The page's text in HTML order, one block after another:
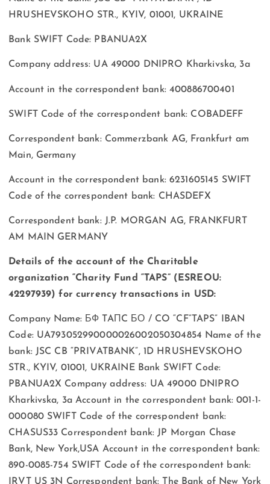
HRUSHEVSKOHO STR., KYIV, 01001, UKRAINE
Bank SWIFT Code: PBANUA2X
Company address: UA 49000 DNIPRO Kharkivska, 3a
Account in the correspondent bank: 400886700401
SWIFT Code of the correspondent bank: COBADEFF
Correspondent bank: Commerzbank AG, Frankfurt am
Main, Germany
Account in the correspondent bank: 6231605145 SWIFT
Code of the correspondent bank: CHASDEFX
Correspondent bank: J.P. MORGAN AG, FRANKFURT
AM MAIN GERMANY
Details of the account of the Charitable
organization “Charity Fund “TAPS” (ESREOU:
42297939) for currency transactions in USD:
Company Name: БФ TAПC БО / CO “CF”TAPS” IBAN
Code: UA793052990000026002050304854 Name of the
bank: JSC CB “PRIVATBANK”, 1D HRUSHEVSKOHO
STR., KYIV, 01001, UKRAINE Bank SWIFT Code:
PBANUA2X Company address: UA 49000 DNIPRO
Kharkivska, 3a Account in the correspondent bank: 001-1-
000080 SWIFT Code of the correspondent bank:
CHASUS33 Correspondent bank: JP Morgan Chase
Bank, New York,USA Account in the correspondent bank:
890-0085-754 SWIFT Code of the correspondent bank:
IRVT US 3N Correspondent bank: The Bank of New York